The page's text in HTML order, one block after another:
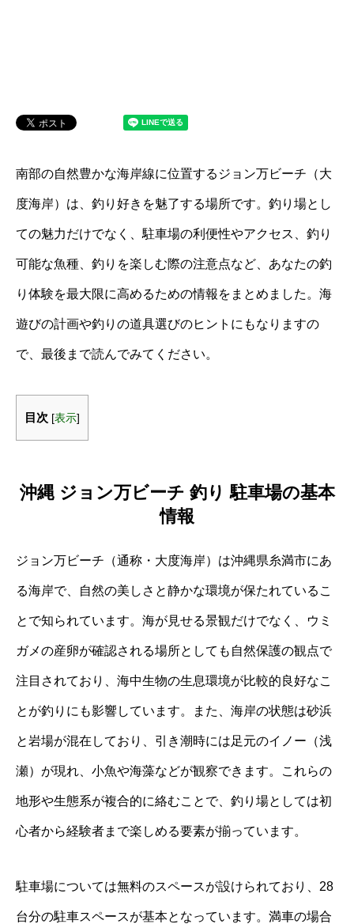
南部の自然豊かな海岸線に位置するジョン万ビーチ（大
度海岸）は、釣り好きを魅了する場所です。釣り場とし
ての魅力だけでなく、駐車場の利便性やアクセス、釣り
可能な魚種、釣りを楽しむ際の注意点など、あなたの釣
り体験を最大限に高めるための情報をまとめました。海
遊びの計画や釣りの道具選びのヒントにもなりますの
で、最後まで読んでみてください。
目次 [表示]
沖縄 ジョン万ビーチ 釣り 駐車場の基本
情報
ジョン万ビーチ（通称・大度海岸）は沖縄県糸満市にあ
る海岸で、自然の美しさと静かな環境が保たれているこ
とで知られています。海が見せる景観だけでなく、ウミ
ガメの産卵が確認される場所としても自然保護の観点で
注目されており、海中生物の生息環境が比較的良好なこ
とが釣りにも影響しています。また、海岸の状態は砂浜
と岩場が混在しており、引き潮時には足元のイノー（浅
瀬）が現れ、小魚や海藻などが観察できます。これらの
地形や生態系が複合的に絡むことで、釣り場としては初
心者から経験者まで楽しめる要素が揃っています。
駐車場については無料のスペースが設けられており、28
台分の駐車スペースが基本となっています。満車の場合